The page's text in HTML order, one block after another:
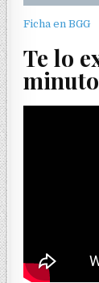
Ficha en BGG
Te lo